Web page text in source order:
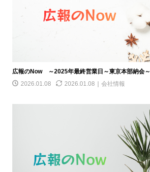
広報のNow ～2025年最終営業日～東京本部納会～
2026.01.08
2026.01.08 会社情報